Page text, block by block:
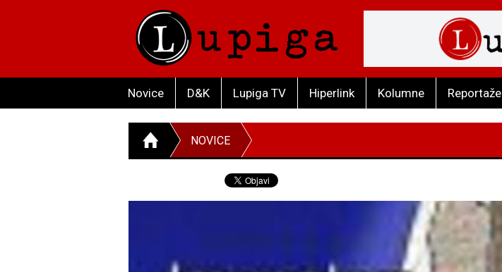
Novice D&K Lupiga TV Hiperlink Kolumne Reportaže
NOVICE